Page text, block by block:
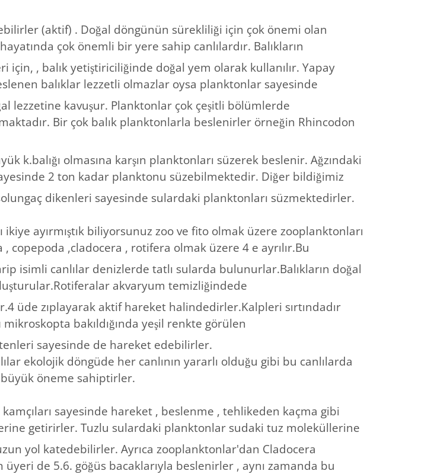
(aktif) . Doğal döngünün sürekliliği için çok önemi olan
çok önemli bir yere sahip canlılardır. Balıkların
için, , balık yetiştiriciliğinde doğal yem olarak kullanılır. Yapay
balıklar lezzetli olmazlar oysa planktonlar sayesinde
lezzetine kavuşur. Planktonlar çok çeşitli bölümlerde
Bir çok balık planktonlarla beslenirler örneğin Rhincodon
k.balığı olmasına karşın planktonları süzerek beslenir. Ağzındaki
2 ton kadar planktonu süzebilmektedir. Diğer bildiğimiz
dikenleri sayesinde sulardaki planktonları süzmektedirler.
ikiye ayırmıştık biliyorsunuz zoo ve fito olmak üzere zooplanktonları
, copepoda ,cladocera , rotifera olmak üzere 4 e ayrılır.Bu
isimli canlılar denizlerde tatlı sularda bulunurlar.Balıkların doğal
akvaryum temizliğindede
üde zıplayarak aktif hareket halindedirler.Kalpleri sırtındadır
mikroskopta bakıldığında yeşil renkte görülen
sayesinde de hareket edebilirler.
ekolojik döngüde her canlının yararlı olduğu gibi bu canlılarda
öneme sahiptirler.
sayesinde hareket , beslenme , tehlikeden kaçma gibi
getirirler. Tuzlu sulardaki planktonlar sudaki tuz moleküllerine
yol katedebilirler. Ayrıca zooplanktonlar'dan Cladocera
üyeri de 5.6. göğüs bacaklarıyla beslenirler , aynı zamanda bu